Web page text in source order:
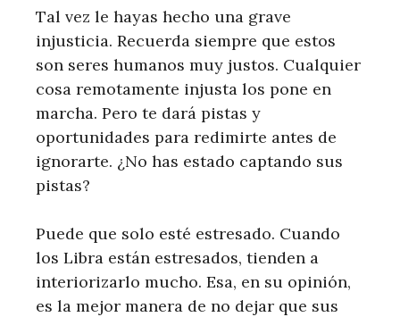
Tal vez le hayas hecho una grave
injusticia. Recuerda siempre que estos
son seres humanos muy justos. Cualquier
cosa remotamente injusta los pone en
marcha. Pero te dará pistas y
oportunidades para redimirte antes de
ignorarte. ¿No has estado captando sus
pistas?
Puede que solo esté estresado. Cuando
los Libra están estresados, tienden a
interiorizarlo mucho. Esa, en su opinión,
es la mejor manera de no dejar que sus